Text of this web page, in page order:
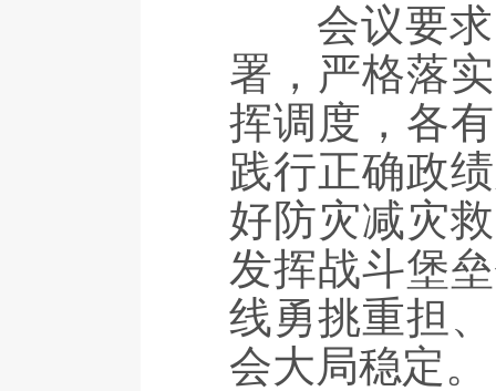
会议要求
署，严格落
挥调度，各
践行正确政
好防灾减灾
发挥战斗堡
线勇挑重担
会大局稳定。